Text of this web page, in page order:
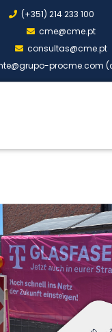
(+351) 214 233 100
cme@cme.pt
consultas@cme.pt
procme.com